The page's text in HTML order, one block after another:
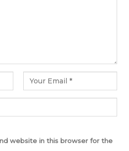
website in this browser for the